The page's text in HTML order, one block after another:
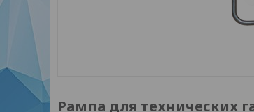
Рампа для технических